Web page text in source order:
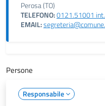
Perosa (TO)
TELEFONO:0121.51001
EMAIL:
Persone
Responsabile